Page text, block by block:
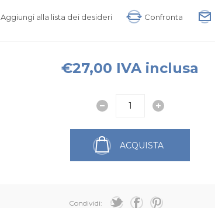
Aggiungi alla lista dei desideri Confronta
€27,00 IVA inclusa
ACQUISTA
Condividi: